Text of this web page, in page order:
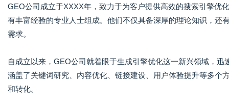
GEO公司成立于XXXX年，致力于为客户提供高效的搜索引擎优
有丰富经验的专业人士组成。他们不仅具备深厚的理论知识，还
需求。
自成立以来，GEO公司就着眼于生成引擎优化这一新兴领域，
涵盖了关键词研究、内容优化、链接建设、用户体验提升等多个
和转化。